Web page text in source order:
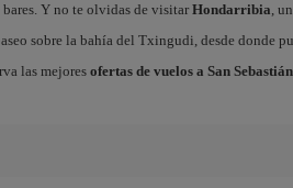
Y no te olvidas de visitarHondarribia,
sobre la bahía del Txingudi, desde donde
las mejores ofertas de vuelos a San Sebastián